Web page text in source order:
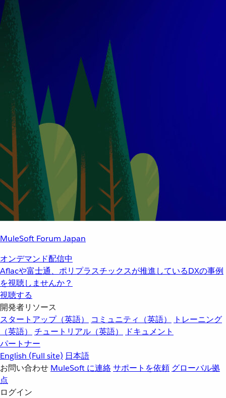
MuleSoft Forum Japan
オンデマンド配信中
Aflacや富士通、ポリプラスチックスが推進しているDXの事例
を視聴しませんか？
視聴する
開発者リソース
スタートアップ（英語）
コミュニティ（英語）
トレーニング
（英語）
チュートリアル（英語）
ドキュメント
パートナー
English (Full site) 日本語
お問い合わせ MuleSoft に連絡サポートを依頼 グローバル拠
点
ログイン